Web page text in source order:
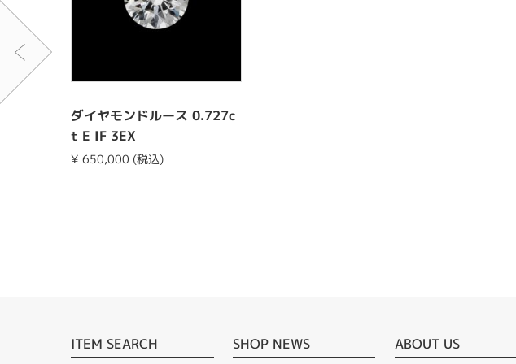
ダイヤモンドルース 0.727c
t E IF 3EX
¥ 650,000 (税込)
ITEM SEARCH SHOP NEWS ABOUT US